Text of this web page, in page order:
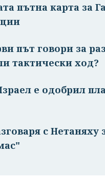
пътна карта за
път говори за
тактически ход?
е одобрил
с Нетаняху